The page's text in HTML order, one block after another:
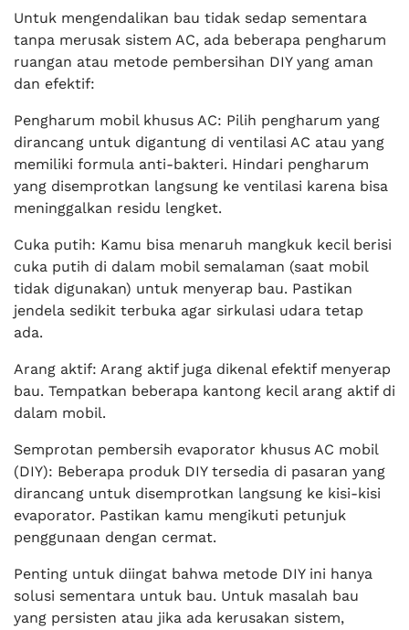
Untuk mengendalikan bau tidak sedap sementara
tanpa merusak sistem AC, ada beberapa pengharum
ruangan atau metode pembersihan DIY yang aman
dan efektif:
Pengharum mobil khusus AC: Pilih pengharum yang
dirancang untuk digantung di ventilasi AC atau yang
memiliki formula anti-bakteri. Hindari pengharum
yang disemprotkan langsung ke ventilasi karena bisa
meninggalkan residu lengket.
Cuka putih: Kamu bisa menaruh mangkuk kecil berisi
cuka putih di dalam mobil semalaman (saat mobil
tidak digunakan) untuk menyerap bau. Pastikan
jendela sedikit terbuka agar sirkulasi udara tetap
ada.
Arang aktif: Arang aktif juga dikenal efektif menyerap
bau. Tempatkan beberapa kantong kecil arang aktif di
dalam mobil.
Semprotan pembersih evaporator khusus AC mobil
(DIY): Beberapa produk DIY tersedia di pasaran yang
dirancang untuk disemprotkan langsung ke kisi-kisi
evaporator. Pastikan kamu mengikuti petunjuk
penggunaan dengan cermat.
Penting untuk diingat bahwa metode DIY ini hanya
solusi sementara untuk bau. Untuk masalah bau
yang persisten atau jika ada kerusakan sistem,